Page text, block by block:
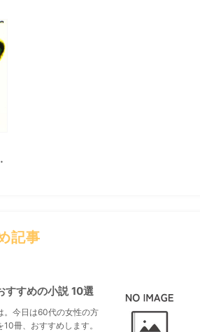
記事
すすめの小説 10選
。今日は60代の女性の方
冊、おすすめします。